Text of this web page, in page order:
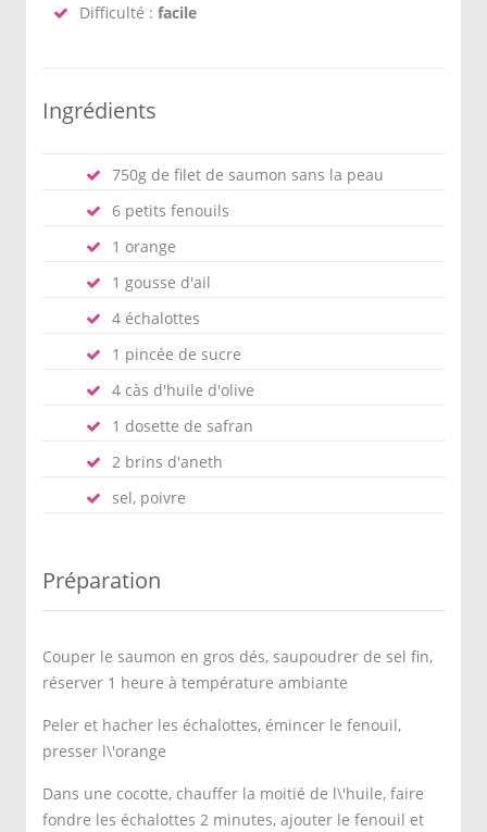
Difficulté : facile
Ingrédients
750g de filet de saumon sans la peau
6 petits fenouils
1 orange
1 gousse d'ail
4 échalottes
1 pincée de sucre
4 càs d'huile d'olive
1 dosette de safran
2 brins d'aneth
sel, poivre
Préparation
Couper le saumon en gros dés, saupoudrer de sel fin,
réserver 1 heure à température ambiante
Peler et hacher les échalottes, émincer le fenouil,
presser l\'orange
Dans une cocotte, chauffer la moitié de l\'huile, faire
fondre les échalottes 2 minutes, ajouter le fenouil et